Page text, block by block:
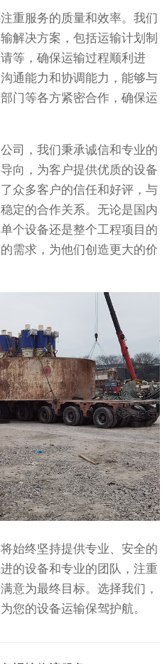
服务的质量和效率。我们
解决方案，包括运输计划制
等，确保运输过程顺利进
通能力和协调能力，能够与
门等各方紧密合作，确保运
，我们秉承诚信和专业的
向，为客户提供优质的设备
众多客户的信任和好评，与
定的合作关系。无论是国内
个设备还是整个工程项目的
需求，为他们创造更大的价
终坚持提供专业、安全的
的设备和专业的团队，注重
意为最终目标。选择我们，
您的设备运输保驾护航。